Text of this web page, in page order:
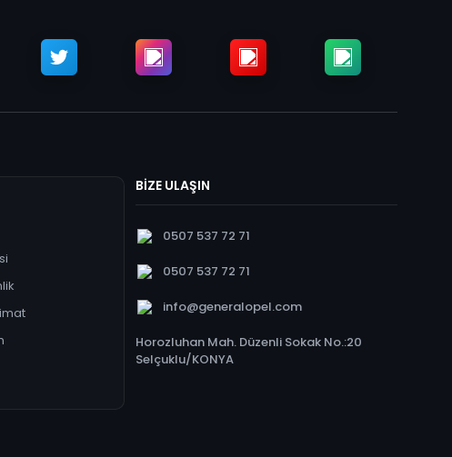
BİZE ULAŞIN
0507 537 72 71
0507 537 72 71
info@generalopel.com
Horozluhan Mah. Düzenli Sokak No.:20
Selçuklu/KONYA